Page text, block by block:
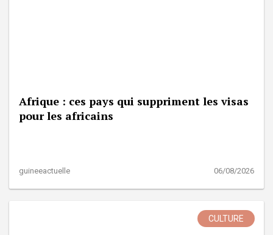
Afrique : ces pays qui suppriment les visas
pour les africains
guineeactuelle 06/08/2026
CULTURE